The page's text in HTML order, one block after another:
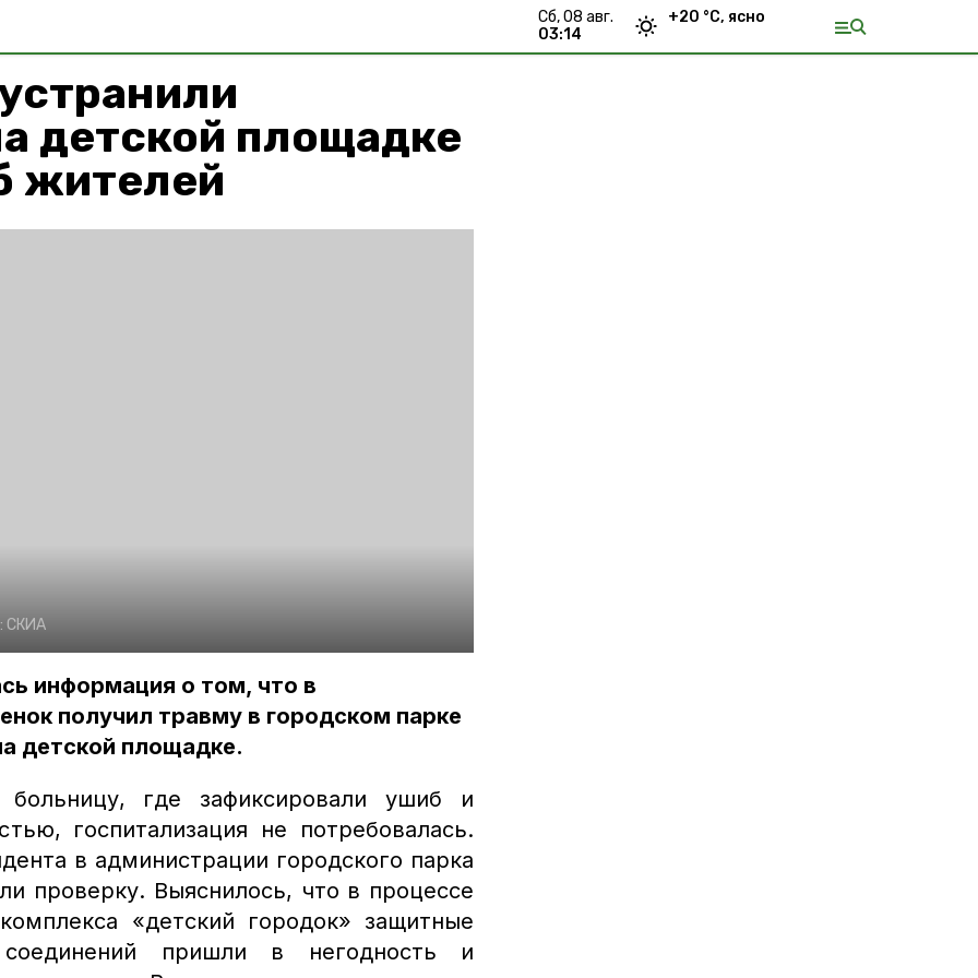
сб, 08 авг.
03:14
+20 °С, ясно
детской площадке
жителей
СКИА
информация о том, что в
получил травму в городском парке
детской площадке.
где зафиксировали ушиб и
госпитализация не потребовалась.
в администрации городского парка
проверку. Выяснилось, что в процессе
«детский городок» защитные
пришли в негодность и